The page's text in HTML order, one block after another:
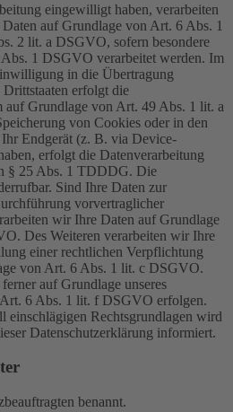
eingewilligt haben, verarbeiten
auf Grundlage von Art. 6 Abs. 1
2 lit. a DSGVO, sofern besondere
1 DSGVO verarbeitet werden. Im
in die Übertragung
Drittstaaten erfolgt die
auf Grundlage von Art. 49 Abs. 1 lit. a
von Cookies oder in den
Endgerät (z. B. via Device-
erfolgt die Datenverarbeitung
§ 25 Abs. 1 TDDDG. Die
Sind Ihre Daten zur
vorvertraglicher
wir Ihre Daten auf Grundlage
Des Weiteren verarbeiten wir Ihre
einer rechtlichen Verpflichtung
von Art. 6 Abs. 1 lit. c DSGVO.
auf Grundlage unseres
Art. 6 Abs. 1 lit. f DSGVO erfolgen.
Rechtsgrundlagen wird
Datenschutzerklärung informiert.
benannt.